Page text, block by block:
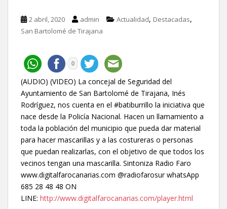
2 abril, 2020 admin Actualidad, Destacadas,
San Bartolomé de Tirajana
0
(AUDIO) (VIDEO) La concejal de Seguridad del
Ayuntamiento de San Bartolomé de Tirajana, Inés
Rodríguez, nos cuenta en el #batiburrillo la iniciativa que
nace desde la Policía Nacional. Hacen un llamamiento a
toda la población del municipio que pueda dar material
para hacer mascarillas y a las costureras o personas
que puedan realizarlas, con el objetivo de que todos los
vecinos tengan una mascarilla. Sintoniza Radio Faro
www.digitalfarocanarias.com @radiofarosur whatsApp
685 28 48 48 ON
LINE: http://www.digitalfarocanarias.com/player.html